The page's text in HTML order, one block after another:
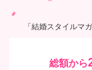
「結婚スタイルマ
総額から